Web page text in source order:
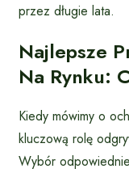
przez długie lata.
Najlepsze
Na Rynku:
Kiedy mówimy o
kluczową rolę
Wybór